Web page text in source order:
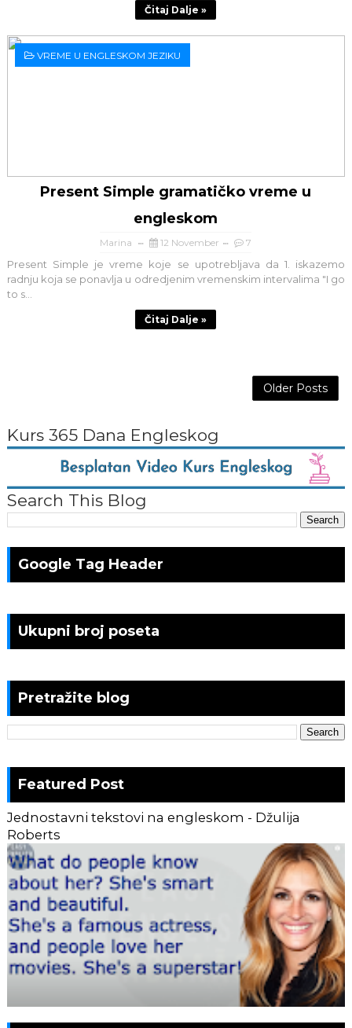
Čitaj Dalje »
VREME U ENGLESKOM JEZIKU
Present Simple gramatičko vreme u
engleskom
Marina 12 November 7
Present Simple je vreme koje se upotrebljava da 1. iskazemo
radnju koja se ponavlja u odredjenim vremenskim intervalima "I go
to s...
Čitaj Dalje »
Older Posts
Kurs 365 Dana Engleskog
Search This Blog
Google Tag Header
Ukupni broj poseta
Pretražite blog
Featured Post
Jednostavni tekstovi na engleskom - Džulija
Roberts